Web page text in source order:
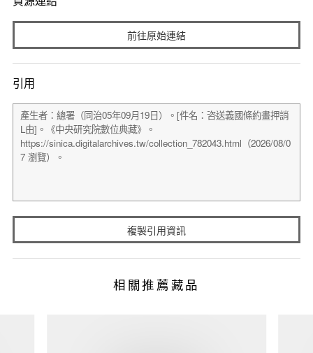
前往原始連結
引用
複製引用資訊
相關推薦藏品